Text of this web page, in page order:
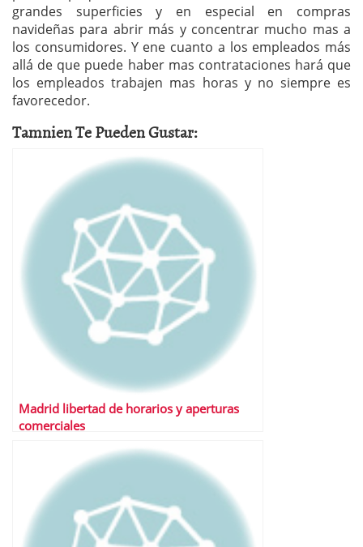
grandes superficies y en especial en compras
navideñas para abrir más y concentrar mucho mas a
los consumidores. Y ene cuanto a los empleados más
allá de que puede haber mas contrataciones hará que
los empleados trabajen mas horas y no siempre es
favorecedor.
Tamnien Te Pueden Gustar:
Madrid libertad de horarios y aperturas
comerciales